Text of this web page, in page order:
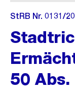
StRB Nr. 0131/
50